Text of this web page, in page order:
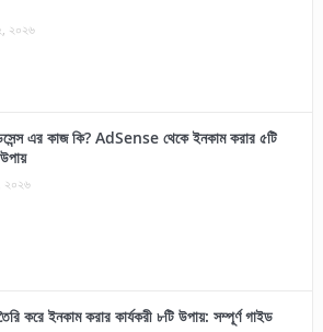
২০২৬
এর কাজ কি? AdSense থেকে ইনকাম করার ৫টি
২০২৬
করে ইনকাম করার কার্যকরী ৮টি উপায়: সম্পূর্ণ গাইড